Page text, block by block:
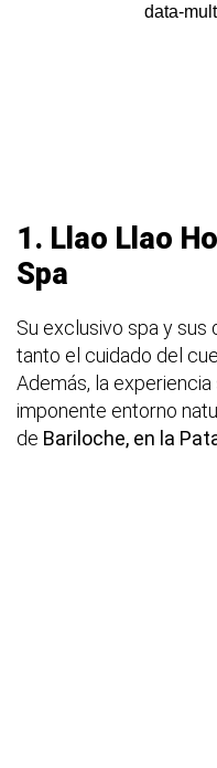
data-
1. Llao Llao
Spa
Su exclusivo spa y sus
tanto el cuidado del
Además, la
imponente entorno
de Bariloche, en la